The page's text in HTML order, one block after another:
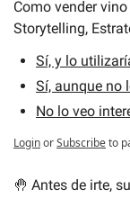
Como vender
Storytelling,
Sí, y lo
Sí, aunque no
No lo veo
LoginorSubscribeto
🤚 Antes de irte,